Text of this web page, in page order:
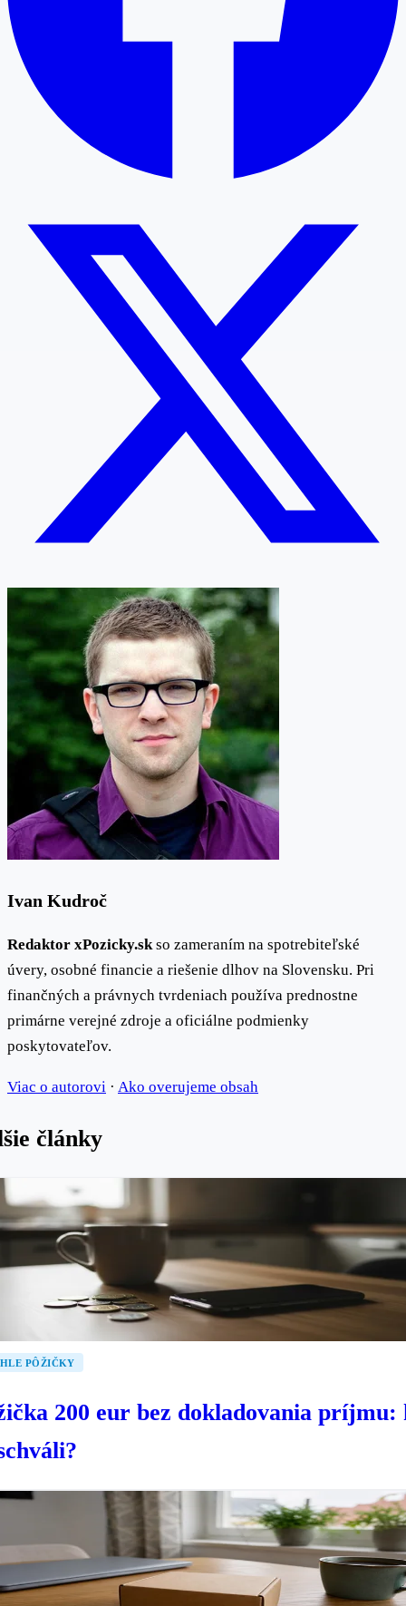
Ivan Kudroč
Redaktor xPozicky.skso zameraním na spotrebiteľské
úvery, osobné financie a riešenie dlhov na Slovensku. Pri
finančných a právnych tvrdeniach používa prednostne
primárne verejné zdroje a oficiálne podmienky
poskytovateľov.
Viac o autorovi · Ako overujeme obsah
články
PÔŽIČKY
200 eur bez dokladovania príjmu: